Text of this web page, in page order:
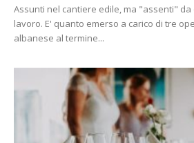
Assunti nel cantiere edile, ma "assenti"
lavoro. E' quanto emerso a carico di tre
albanese al termine...